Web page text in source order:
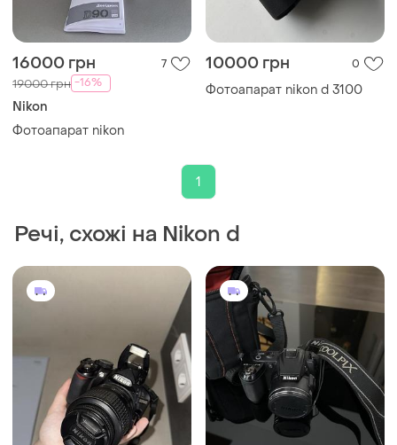
16000 грн 7
19000 грн -16%
Nikon
Фотоапарат nikon
10000 грн 0
Фотоапарат nikon d 3100
1
Речі, схожі на Nikon d